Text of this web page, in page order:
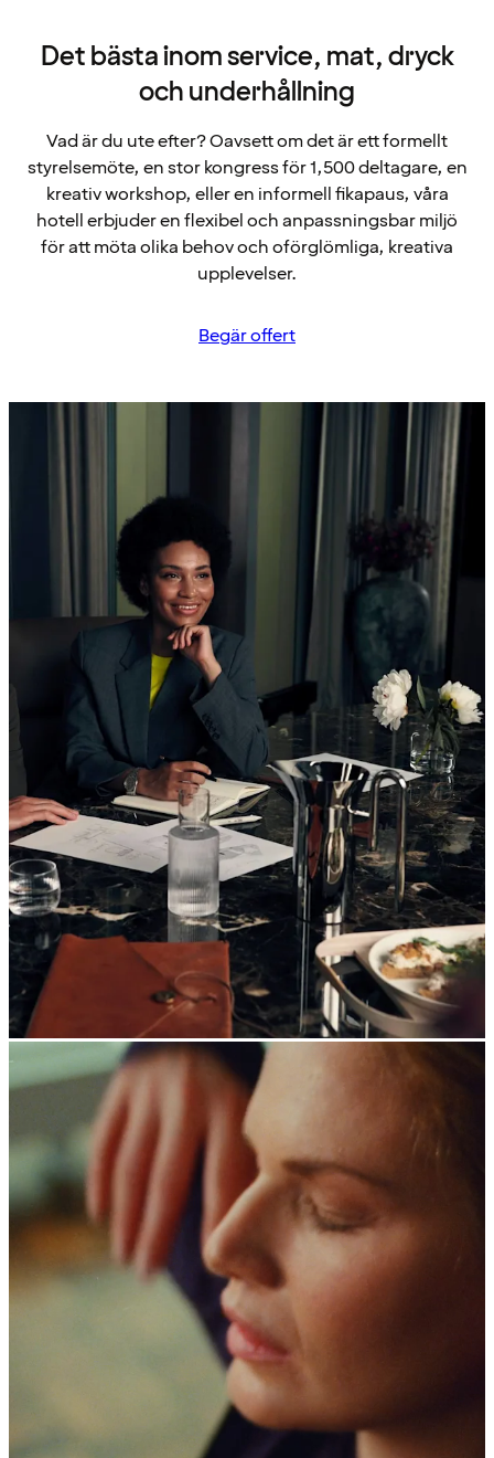
Det bästa inom service, mat, dryck
och underhållning
Vad är du ute efter? Oavsett om det är ett formellt
styrelsemöte, en stor kongress för 1,500 deltagare, en
kreativ workshop, eller en informell fikapaus, våra
hotell erbjuder en flexibel och anpassningsbar miljö
för att möta olika behov och oförglömliga, kreativa
upplevelser.
Begär offert